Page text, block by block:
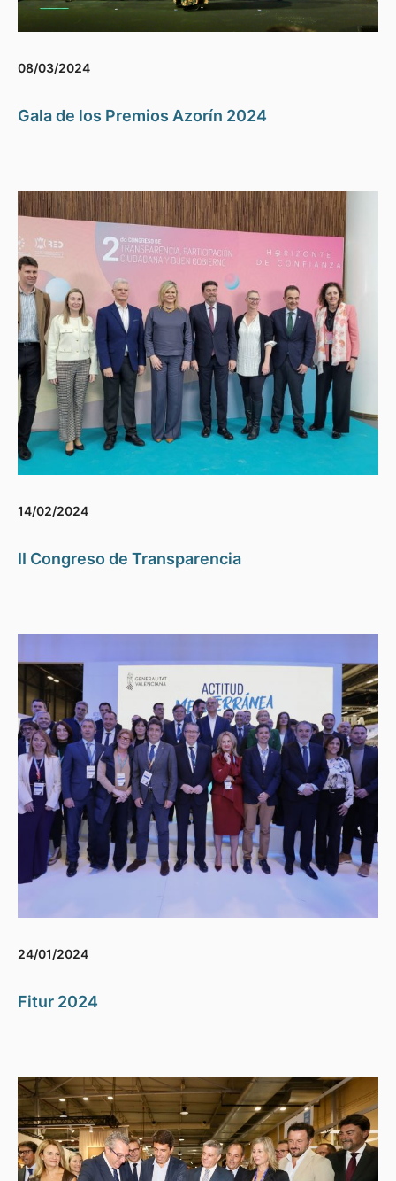
08/03/2024
Gala de los Premios Azorín 2024
14/02/2024
II Congreso de Transparencia
24/01/2024
Fitur 2024